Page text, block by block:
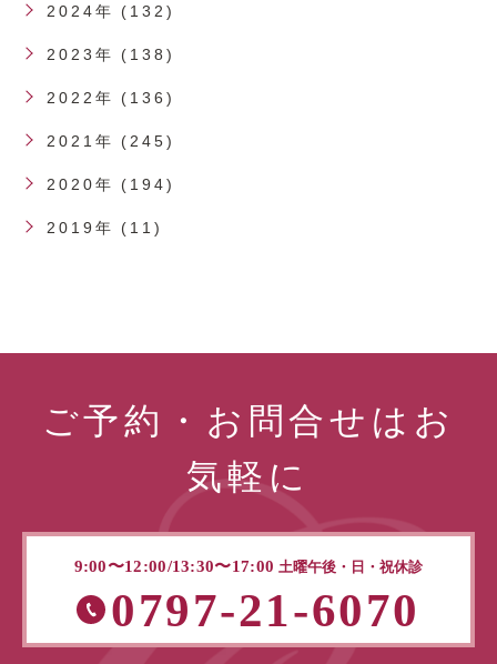
2024年 (132)
2023年 (138)
2022年 (136)
2021年 (245)
2020年 (194)
2019年 (11)
ご予約・お問合せはお
気軽に
9:00〜12:00/13:30〜17:00 土曜午後・日・祝休診
0797-21-6070